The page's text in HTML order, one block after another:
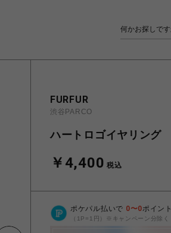
FURFUR
渋谷PARCO
ハートロゴイヤリング
￥4,400 税込
ポケパル払いで 0〜0ポイント
（1P=1円）※キャンペーン分除く